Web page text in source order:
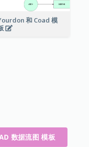
和 Coad 模
数据流图 模板